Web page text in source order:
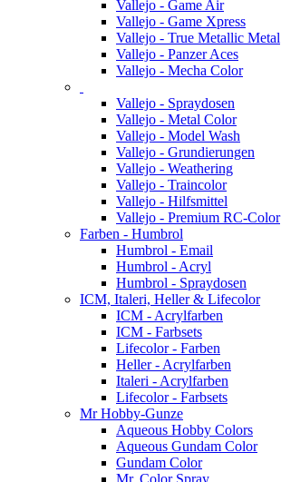
Vallejo - Game Air
Vallejo - Game Xpress
Vallejo - True Metallic Metal
Vallejo - Panzer Aces
Vallejo - Mecha Color
Vallejo - Spraydosen
Vallejo - Metal Color
Vallejo - Model Wash
Vallejo - Grundierungen
Vallejo - Weathering
Vallejo - Traincolor
Vallejo - Hilfsmittel
Vallejo - Premium RC-Color
Farben - Humbrol
Humbrol - Email
Humbrol - Acryl
Humbrol - Spraydosen
ICM, Italeri, Heller & Lifecolor
ICM - Acrylfarben
ICM - Farbsets
Lifecolor - Farben
Heller - Acrylfarben
Italeri - Acrylfarben
Lifecolor - Farbsets
Mr Hobby-Gunze
Aqueous Hobby Colors
Aqueous Gundam Color
Gundam Color
Mr. Color Spray